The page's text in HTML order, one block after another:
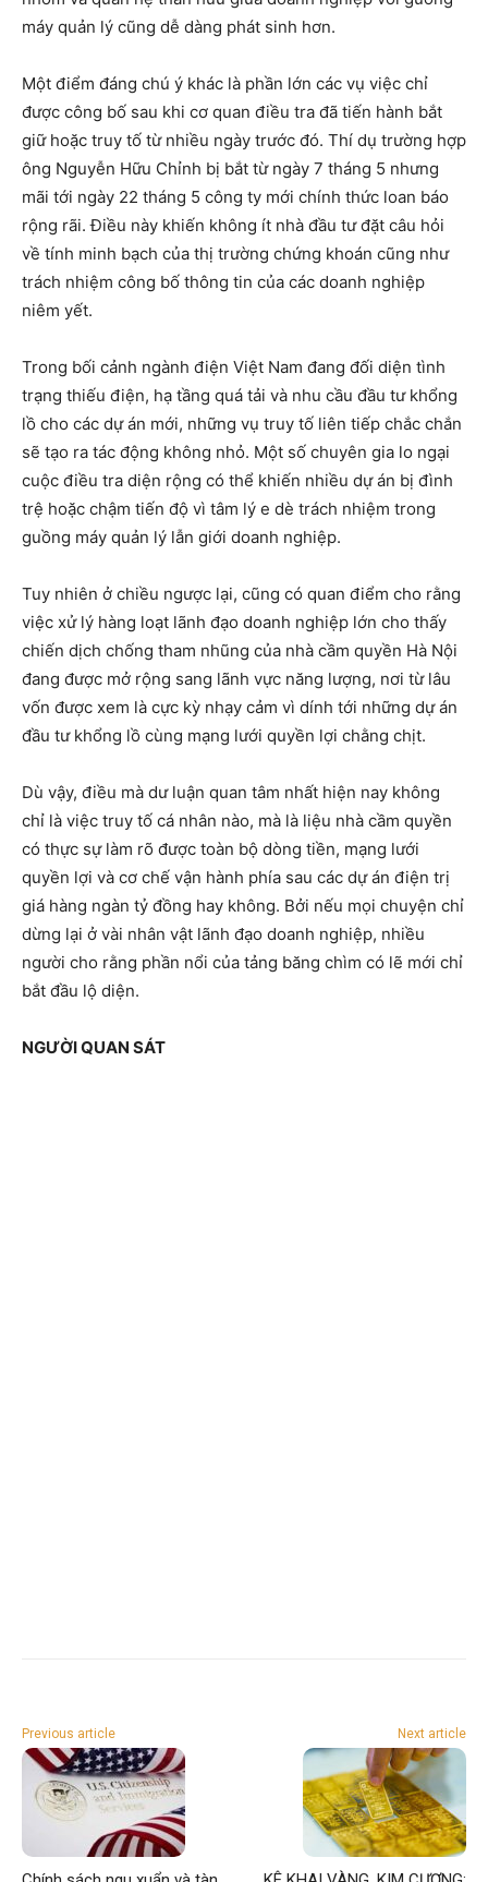
máy quản lý cũng dễ dàng phát sinh hơn.
Một điểm đáng chú ý khác là phần lớn các vụ việc chỉ
được công bố sau khi cơ quan điều tra đã tiến hành bắt
giữ hoặc truy tố từ nhiều ngày trước đó. Thí dụ trường hợp
ông Nguyễn Hữu Chỉnh bị bắt từ ngày 7 tháng 5 nhưng
mãi tới ngày 22 tháng 5 công ty mới chính thức loan báo
rộng rãi. Điều này khiến không ít nhà đầu tư đặt câu hỏi
về tính minh bạch của thị trường chứng khoán cũng như
trách nhiệm công bố thông tin của các doanh nghiệp
niêm yết.
Trong bối cảnh ngành điện Việt Nam đang đối diện tình
trạng thiếu điện, hạ tầng quá tải và nhu cầu đầu tư khổng
lồ cho các dự án mới, những vụ truy tố liên tiếp chắc chắn
sẽ tạo ra tác động không nhỏ. Một số chuyên gia lo ngại
cuộc điều tra diện rộng có thể khiến nhiều dự án bị đình
trệ hoặc chậm tiến độ vì tâm lý e dè trách nhiệm trong
guồng máy quản lý lẫn giới doanh nghiệp.
Tuy nhiên ở chiều ngược lại, cũng có quan điểm cho rằng
việc xử lý hàng loạt lãnh đạo doanh nghiệp lớn cho thấy
chiến dịch chống tham nhũng của nhà cầm quyền Hà Nội
đang được mở rộng sang lãnh vực năng lượng, nơi từ lâu
vốn được xem là cực kỳ nhạy cảm vì dính tới những dự án
đầu tư khổng lồ cùng mạng lưới quyền lợi chằng chịt.
Dù vậy, điều mà dư luận quan tâm nhất hiện nay không
chỉ là việc truy tố cá nhân nào, mà là liệu nhà cầm quyền
có thực sự làm rõ được toàn bộ dòng tiền, mạng lưới
quyền lợi và cơ chế vận hành phía sau các dự án điện trị
giá hàng ngàn tỷ đồng hay không. Bởi nếu mọi chuyện chỉ
dừng lại ở vài nhân vật lãnh đạo doanh nghiệp, nhiều
người cho rằng phần nổi của tảng băng chìm có lẽ mới chỉ
bắt đầu lộ diện.
NGƯỜI QUAN SÁT
Previous article Next article